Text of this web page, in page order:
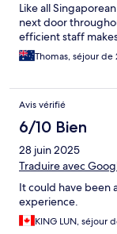
Like all
next door
efficient staff
Thomas, séjour de
Avis vérifié
6/10 Bien
28 juin 2025
Traduire avec
It could have been
experience.
KING LUN, séjour